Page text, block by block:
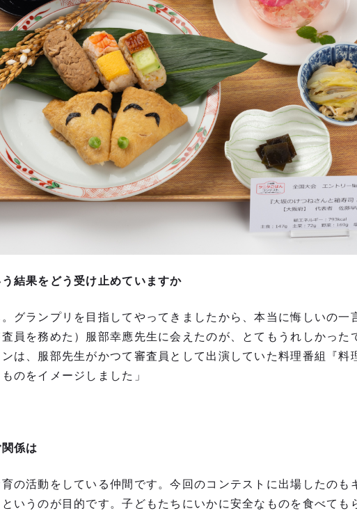
結果をどう受け止めていますか
。グランプリを目指してやってきましたから、本当に悔しいの一
員を務めた）服部幸應先生に会えたのが、とてもうれしかった
は、服部先生がかつて審査員として出演していた料理番組『料
のをイメージしました」
係は
育の活動をしている仲間です。今回のコンテストに出場したのも
いうのが目的です。子どもたちにいかに安全なものを食べても